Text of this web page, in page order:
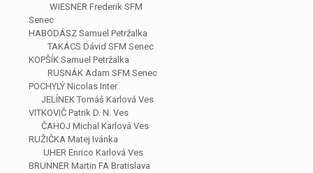
WIESNER Frederik SFM
Senec
HABODÁSZ Samuel Petržalka
TAKÁCS Dávid SFM Senec
KOPŠÍK Samuel Petržalka
RUSNÁK Adam SFM Senec
POCHYLÝ Nicolas Inter
JELÍNEK Tomáš Karlová Ves
VITKOVIČ Patrik D. N. Ves
ČAHOJ Michal Karlová Ves
RUŽIČKA Matej Ivánka
UHER Enrico Karlová Ves
BRUNNER Martin FA Bratislava